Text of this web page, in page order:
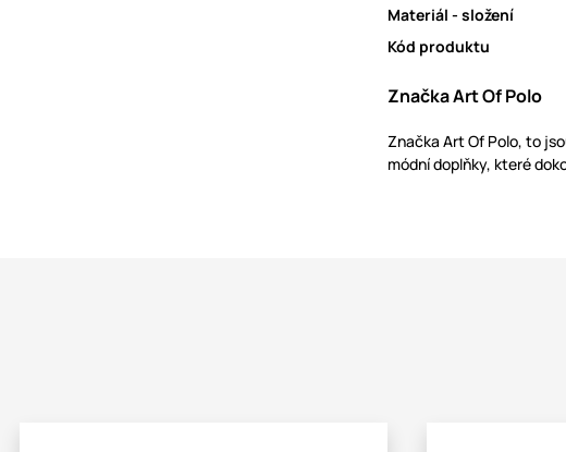
Materiál - složení
Kód produktu
Značka Art Of Polo
Značka Art Of Polo, to
módní doplňky, které